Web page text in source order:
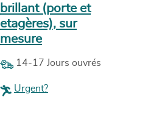
brillant (porte et
etagères), sur
mesure
14-17 Jours ouvrés
Urgent?